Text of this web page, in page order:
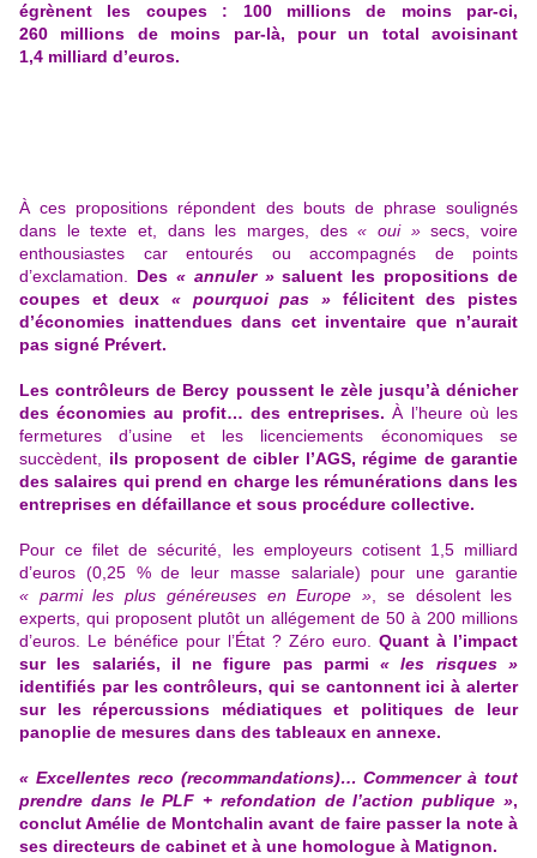
égrènent les coupes : 100 millions de moins par-ci,
260 millions de moins par-là, pour un total avoisinant
1,4 milliard d’euros.
À ces propositions répondent des bouts de phrase soulignés
dans le texte et, dans les marges, des« oui »secs, voire
enthousiastes car entourés ou accompagnés de points
d’exclamation. Des « annuler »saluent les propositions de
coupes et deux « pourquoi pas » félicitent des pistes
d’économies inattendues dans cet inventaire que n’aurait
pas signé Prévert.
Les contrôleurs de Bercy poussent le zèle jusqu’à dénicher
des économies au profit… des entreprises. À l’heure où les
fermetures d’usine et les licenciements économiquesse
succèdent,
ils proposent de cibler l’AGS, régime de garantie
des salaires qui prend en charge les rémunérations dans les
entreprises en défaillance et sous procédure collective.
Pour ce filet de sécurité, les employeurs cotisent 1,5 milliard
d’euros (0,25 % de leur masse salariale) pour une garantie
« parmi les plus généreuses en Europe » , se désolent les
experts, qui proposent plutôt un allégement de 50 à 200 millions
d’euros. Le bénéfice pour l’État ? Zéro euro. Quant à l’impact
sur les salariés, il ne figure pas parmi« les risques »
identifiés par les contrôleurs, qui se cantonnent ici à alerter
sur les répercussions médiatiques et politiques de leur
panoplie de mesures dans des tableaux en annexe.
« Excellentes reco (recommandations)… Commencer à tout
prendre dans le PLF + refondation de l’action publique »,
conclut Amélie de Montchalin avant de faire passer la note à
ses directeurs de cabinet et à une homologue à Matignon.